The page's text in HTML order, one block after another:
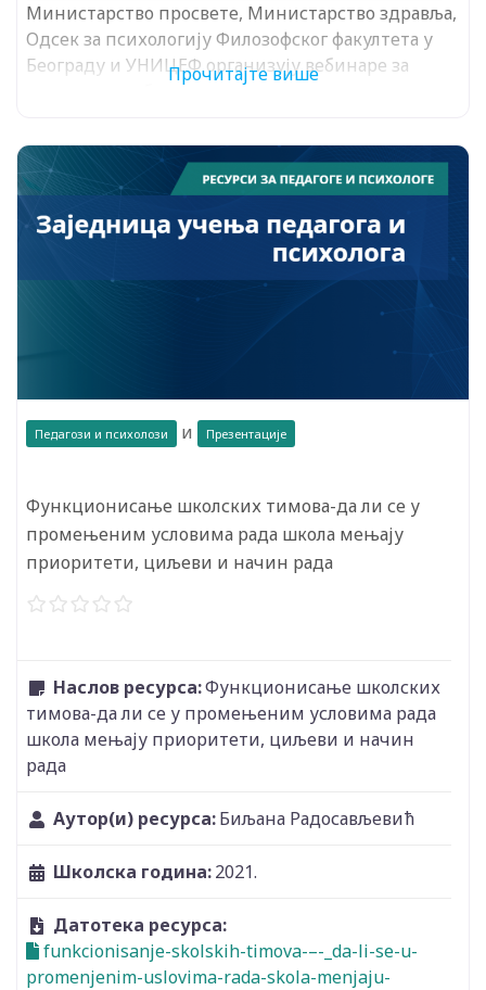
Министарство просвете, Министарство здравља,
Одсек за психологију Филозофског факултета у
Београду и УНИЦЕФ организују вебинаре за
запослене у образовању на
Прочитајте више
Педагози и психолози и Презентације
Функционисање школских тимова-да ли се у
промењеним условима рада школа мењају
приоритети, циљеви и начин рада
Наслов ресурса:Функционисање школских
тимова-да ли се у промењеним условима рада
школа мењају приоритети, циљеви и начин
рада
Аутор(и) ресурса:Биљана Радосављевић
Школска година:2021.
Датотека ресурса:
funkcionisanje-skolskih-timova-–-_da-li-se-u-
promenjenim-uslovima-rada-skola-menjaјu-